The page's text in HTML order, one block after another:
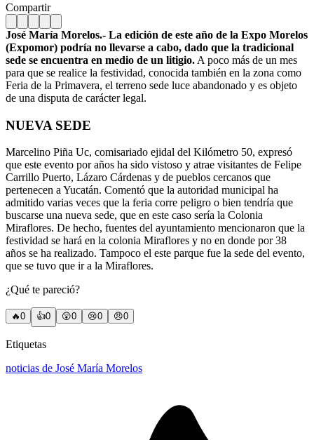
Compartir
José María Morelos.- La edición de este año de la Expo Morelos
(Expomor) podría no llevarse a cabo, dado que la tradicional
sede se encuentra en medio de un litigio. A poco más de un mes
para que se realice la festividad, conocida también en la zona como
Feria de la Primavera, el terreno sede luce abandonado y es objeto
de una disputa de carácter legal.
NUEVA SEDE
Marcelino Piña Uc, comisariado ejidal del Kilómetro 50, expresó
que este evento por años ha sido vistoso y atrae visitantes de Felipe
Carrillo Puerto, Lázaro Cárdenas y de pueblos cercanos que
pertenecen a Yucatán. Comentó que la autoridad municipal ha
admitido varias veces que la feria corre peligro o bien tendría que
buscarse una nueva sede, que en este caso sería la Colonia
Miraflores. De hecho, fuentes del ayuntamiento mencionaron que la
festividad se hará en la colonia Miraflores y no en donde por 38
años se ha realizado. Tampoco el este parque fue la sede del evento,
que se tuvo que ir a la Miraflores.
¿Qué te pareció?
🔥0 👍0 😲0 😢0 😠0
Etiquetas
noticias de José María Morelos